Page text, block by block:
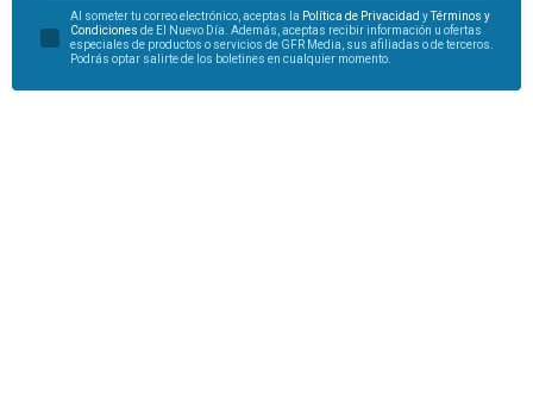
Al someter tu correo electrónico, aceptas la Política de Privacidad yTérminos y
Condiciones de El Nuevo Día. Además, aceptas recibir información u ofertas
especiales de productos o servicios de GFR Media, sus afiliadas o de terceros.
Podrás optar salirte de los boletines en cualquier momento.